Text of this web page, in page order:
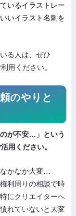
いるイラストレー
いイラスト名刺を
る人は、ぜひ
用ください。
のやりと
が不安…」という
用ください。
かなか大変…
利周りの相談で時
にクリエイターへ
れていないと大変